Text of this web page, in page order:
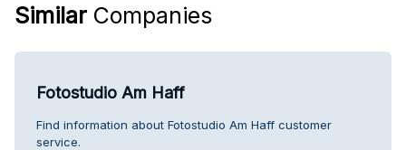
Similar Companies
Fotostudio Am Haff
Find information about Fotostudio Am Haff customer
service.